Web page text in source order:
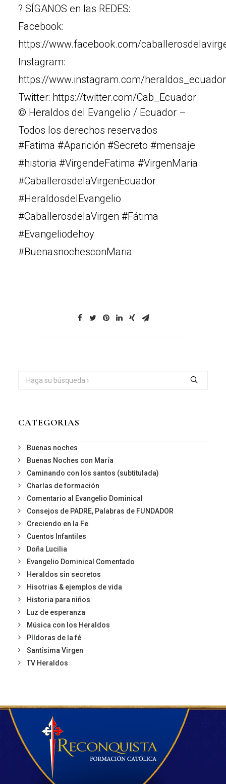
? SÍGANOS en las REDES:
Facebook:
https://www.facebook.com/
Instagram:
https://www.instagram.com/
Twitter: https://twitter.com/Cab_Ecuador
© Heraldos del Evangelio / Ecuador –
Todos los derechos reservados
#Fatima #Aparición #Secreto #mensaje
#historia #VirgendeFatima #VirgenMaria
#CaballerosdelaVirgenEcuador
#HeraldosdelEvangelio
#CaballerosdelaVirgen #Fátima
#Evangeliodehoy
#BuenasnochesconMaria
CATEGORIAS
Buenas noches
Buenas Noches con María
Caminando con los santos (subtitulada)
Charlas de formación
Comentario al Evangelio Dominical
Consejos de PADRE, Palabras de FUNDADOR
Creciendo en la Fe
Cuentos Infantiles
Doña Lucilia
Evangelio Dominical Comentado
Heraldos sin secretos
Hisotrias & ejemplos de vida
Historia para niños
Luz de esperanza
Música con los Heraldos
Píldoras de la fé
Santísima Virgen
TV Heraldos